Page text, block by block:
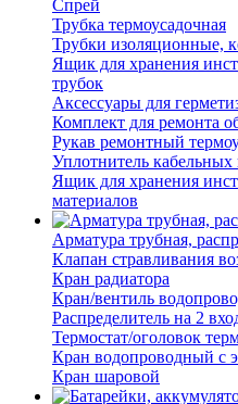
Спрей
Трубка термоусадочная
Трубки изоляционные,
Ящик для хранения
трубок
Аксессуары для
Комплект для ремонта
Рукав ремонтный
Уплотнитель кабельных
Ящик для хранения
материалов
Арматура трубная,
Клапан стравливания
Кран радиатора
Кран/вентиль
Распределитель на 2
Термостат/оголовок
Кран водопроводный с
Кран шаровой